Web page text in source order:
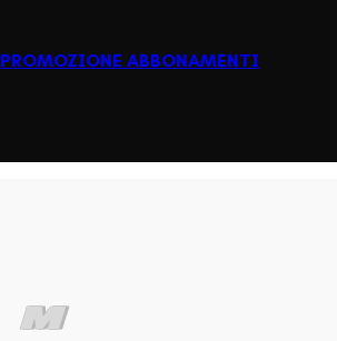
PROMOZIONE ABBONAMENTI